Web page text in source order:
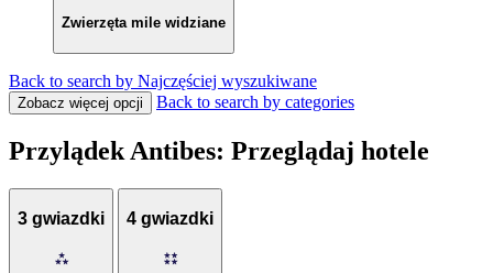
Zwierzęta mile widziane
Back to search by Najczęściej wyszukiwane
Zobacz więcej opcji Back to search by categories
Przylądek Antibes: Przeglądaj hotele
3 gwiazdki 4 gwiazdki